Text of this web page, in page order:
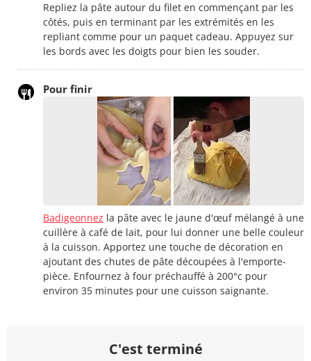
Repliez la pâte autour du filet en commençant par les
côtés, puis en terminant par les extrémités en les
repliant comme pour un paquet cadeau. Appuyez sur
les bords avec les doigts pour bien les souder.
Pour finir
Badigeonnez la pâte avec le jaune d'œuf mélangé à une
cuillère à café de lait, pour lui donner une belle couleur
à la cuisson. Apportez une touche de décoration en
ajoutant des chutes de pâte découpées à l'emporte-
pièce. Enfournez à four préchauffé à 200°c pour
environ 35 minutes pour une cuisson saignante.
C'est terminé